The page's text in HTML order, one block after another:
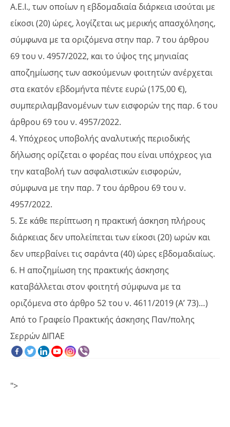
Α.Ε.Ι., των οποίων η εβδομαδιαία διάρκεια ισούται με
είκοσι (20) ώρες, λογίζεται ως μερικής απασχόλησης,
σύμφωνα με τα οριζόμενα στην παρ. 7 του άρθρου
69 του ν. 4957/2022, και το ύψος της μηνιαίας
αποζημίωσης των ασκούμενων φοιτητών ανέρχεται
στα εκατόν εβδομήντα πέντε ευρώ (175,00 €),
συμπεριλαμβανομένων των εισφορών της παρ. 6 του
άρθρου 69 του ν. 4957/2022.
4. Υπόχρεος υποβολής αναλυτικής περιοδικής
δήλωσης ορίζεται ο φορέας που είναι υπόχρεος για
την καταβολή των ασφαλιστικών εισφορών,
σύμφωνα με την παρ. 7 του άρθρου 69 του ν.
4957/2022.
5. Σε κάθε περίπτωση η πρακτική άσκηση πλήρους
διάρκειας δεν υπολείπεται των είκοσι (20) ωρών και
δεν υπερβαίνει τις σαράντα (40) ώρες εβδομαδιαίως.
6. Η αποζημίωση της πρακτικής άσκησης
καταβάλλεται στον φοιτητή σύμφωνα με τα
οριζόμενα στο άρθρο 52 του ν. 4611/2019 (Α’ 73)…)
Από το Γραφείο Πρακτικής άσκησης Παν/πολης
Σερρών ΔΙΠΑΕ
">